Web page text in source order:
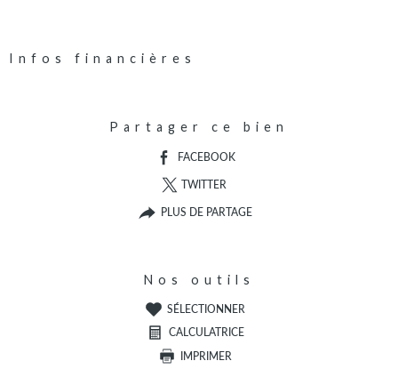
Infos financières
Partager ce bien
FACEBOOK
TWITTER
PLUS DE PARTAGE
Nos outils
SÉLECTIONNER
CALCULATRICE
IMPRIMER